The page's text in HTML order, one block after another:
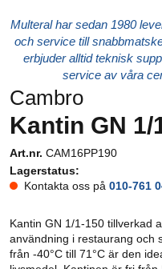
Multeral har sedan 1980
och service till
erbjuder alltid teknisk
service av våra
Cambro
Kantin GN
Art.nr. CAM16PP190
Lagerstatus:
Kontakta oss på 010-761
Kantin GN 1/1-150 tillverkad
användning i restaurang och
från -40°C till 71°C är den